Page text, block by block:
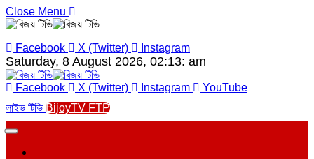
Close Menu
Facebook X (Twitter) Instagram
Saturday, 8 August 2026, 02:13: am
Facebook X (Twitter) Instagram
YouTube
লাইভ টিভি BijoyTV FTP